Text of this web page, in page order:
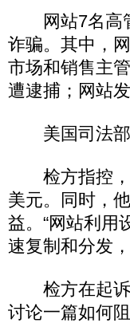
网站7名高管
诈骗。其中，
市场和销售主
遭逮捕；网站
美国司法部
检方指控，
美元。同时，
益。“网站利用
速复制和分发
检方在起诉
讨论一篇如何